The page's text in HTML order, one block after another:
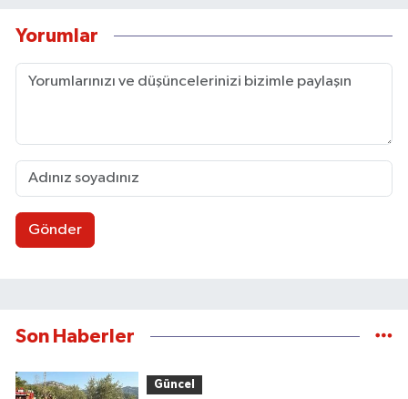
Yorumlar
Gönder
Son Haberler
Güncel